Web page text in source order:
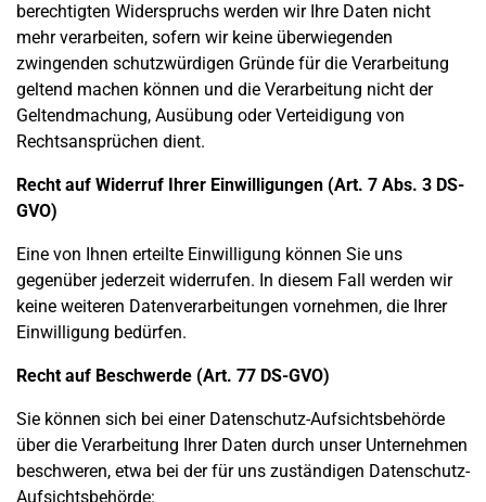
berechtigten Widerspruchs werden wir Ihre Daten nicht
mehr verarbeiten, sofern wir keine überwiegenden
zwingenden schutzwürdigen Gründe für die Verarbeitung
geltend machen können und die Verarbeitung nicht der
Geltendmachung, Ausübung oder Verteidigung von
Rechtsansprüchen dient.
Recht auf Widerruf Ihrer Einwilligungen (Art. 7 Abs. 3 DS-
GVO)
Eine von Ihnen erteilte Einwilligung können Sie uns
gegenüber jederzeit widerrufen. In diesem Fall werden wir
keine weiteren Datenverarbeitungen vornehmen, die Ihrer
Einwilligung bedürfen.
Recht auf Beschwerde (Art. 77 DS-GVO)
Sie können sich bei einer Datenschutz-Aufsichtsbehörde
über die Verarbeitung Ihrer Daten durch unser Unternehmen
beschweren, etwa bei der für uns zuständigen Datenschutz-
Aufsichtsbehörde: